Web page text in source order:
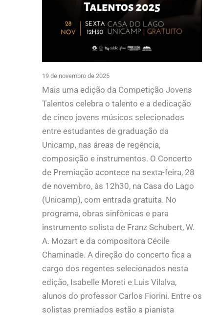
19 de novembro de 2025
Mais uma edição da Competição Jovens
Talentos celebra o talento e a dedicação
de cinco jovens músicos selecionados
entre estudantes de graduação da
Unicamp, nas áreas de regência,
composição e instrumentos. O Concerto
de Premiação acontece na sexta-feira, 28
de novembro, às 12h30, na Casa do Lago
(Unicamp), com entrada gratuita. No
programa, obras sinfônicas e para
instrumento solista de Franz Schubert, W.
A. Mozart e da compositora Cécile
Chaminade. A direção do concerto fica a
cargo dos regentes selecionados nesta
edição, Isabelle Moreti e Luis Vilalva,
alunos do professor Carlos Fiorini. Entre os
solistas premiados estão a pianista